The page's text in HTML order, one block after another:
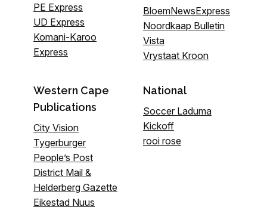
PE Express
UD Express
Komani-Karoo
Express
BloemNewsExpress
Noordkaap Bulletin
Vista
Vrystaat Kroon
Western Cape
Publications
City Vision
Tygerburger
People’s Post
District Mail &
Helderberg Gazette
Eikestad Nuus
National
Soccer Laduma
Kickoff
rooi rose